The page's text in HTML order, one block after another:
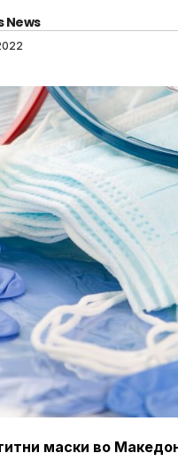
News
маски во